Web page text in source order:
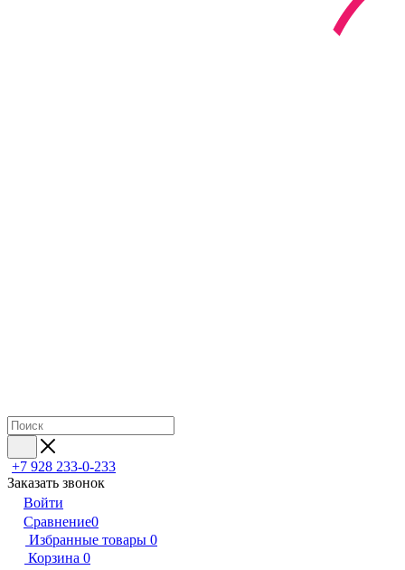
+7 928 233-0-233
Заказать звонок
Войти
Сравнение0
Избранные товары 0
Корзина 0